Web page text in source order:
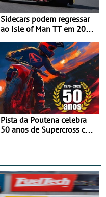
Sidecars podem regressar
ao Isle of Man TT em 2027
Pista da Poutena celebra
50 anos de Supercross com